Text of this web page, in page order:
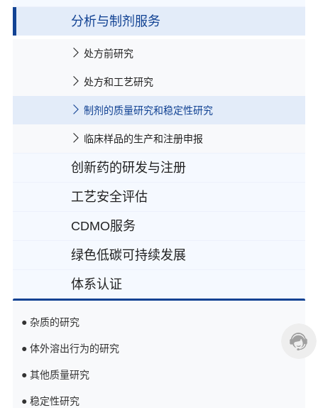
CMC服务
绿色化学技术
创新药CMC服务
工艺研究和开发
定制合成
中试及商业化生产
稳定性研究和评估
分析与制剂服务
处方前研究
处方和工艺研究
制剂的质量研究和稳定性研究
临床样品的生产和注册申报
创新药的研发与注册
创新药CMC服务
创新药制剂处方工艺的研发与生产
创新药分析开发与质量控制
创新药注册申报与法规服务
工艺安全评估
工艺安全评估
CDMO服务
不对称合成技术
微反应技术
绿色低碳可持续发展
乐威医药“碳”路行动
体系认证
EHS体系
CNAS体系
● 杂质的研究
● 体外溶出行为的研究
● 其他质量研究
● 稳定性研究